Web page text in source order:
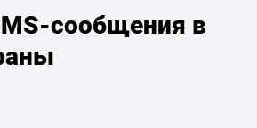
сообщения в